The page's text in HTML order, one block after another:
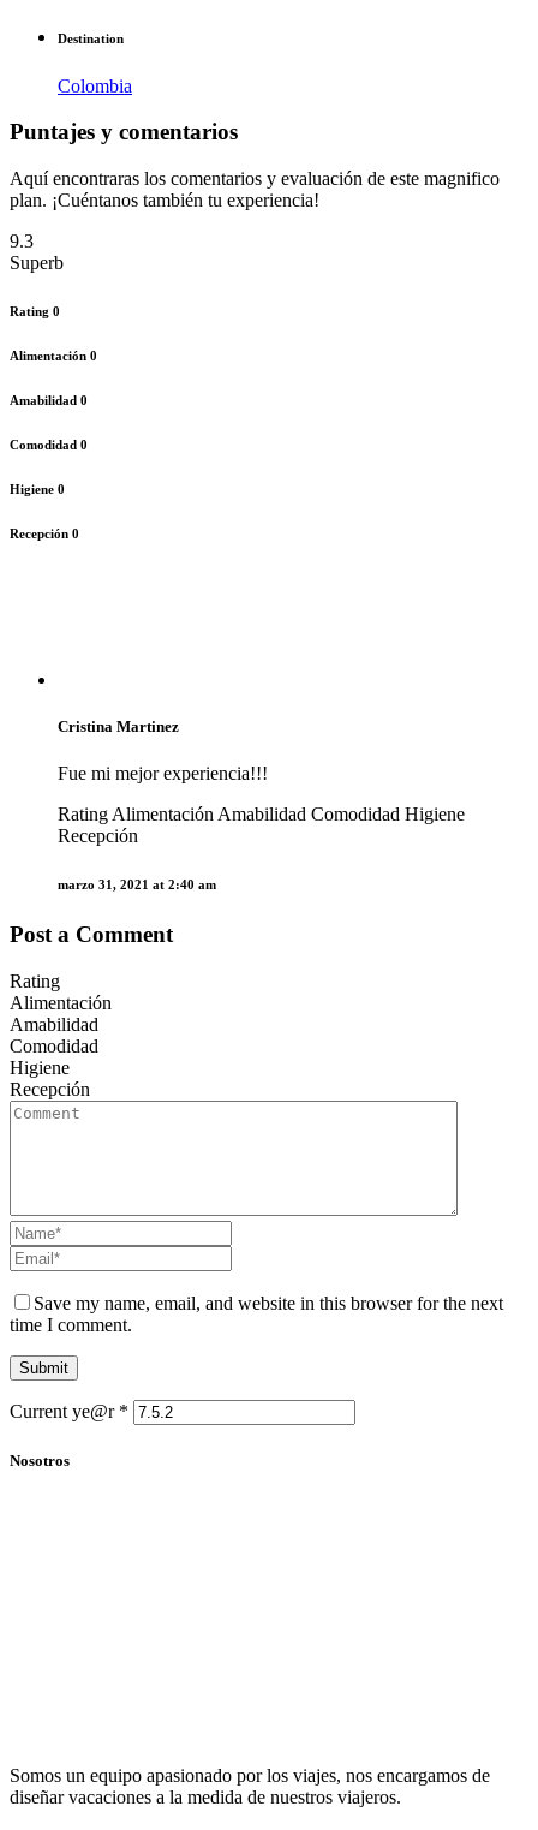
Destination
Colombia
Puntajes y comentarios
Aquí encontraras los comentarios y evaluación de este magnifico
plan. ¡Cuéntanos también tu experiencia!
9.3
Superb
Rating 0
Alimentación 0
Amabilidad 0
Comodidad 0
Higiene 0
Recepción 0
Cristina Martinez
Fue mi mejor experiencia!!!
Rating Alimentación Amabilidad Comodidad Higiene
Recepción
marzo 31, 2021 at 2:40 am
Post a Comment
Rating
Alimentación
Amabilidad
Comodidad
Higiene
Recepción
Save my name, email, and website in this browser for the next
time I comment.
Current ye@r *
Nosotros
Somos un equipo apasionado por los viajes, nos encargamos de
diseñar vacaciones a la medida de nuestros viajeros.